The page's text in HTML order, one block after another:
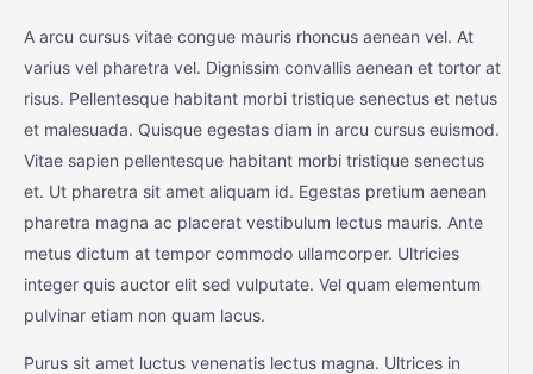
A arcu cursus vitae congue mauris rhoncus aenean vel. At
varius vel pharetra vel. Dignissim convallis aenean et tortor at
risus. Pellentesque habitant morbi tristique senectus et netus
et malesuada. Quisque egestas diam in arcu cursus euismod.
Vitae sapien pellentesque habitant morbi tristique senectus
et. Ut pharetra sit amet aliquam id. Egestas pretium aenean
pharetra magna ac placerat vestibulum lectus mauris. Ante
metus dictum at tempor commodo ullamcorper. Ultricies
integer quis auctor elit sed vulputate. Vel quam elementum
pulvinar etiam non quam lacus.
Purus sit amet luctus venenatis lectus magna. Ultrices in